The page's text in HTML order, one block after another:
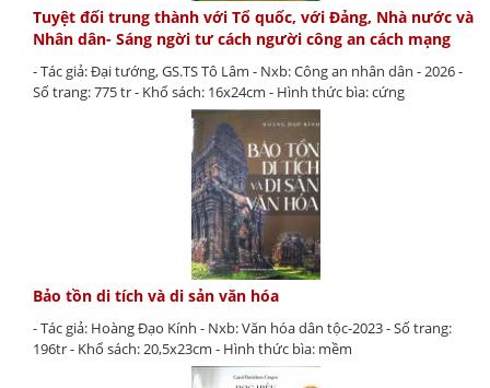
Tuyệt đối trung thành với Tổ quốc, với Đảng, Nhà nước và
Nhân dân- Sáng ngời tư cách người công an cách mạng
- Tác giả: Đại tướng, GS.TS Tô Lâm - Nxb: Công an nhân dân - 2026 -
Số trang: 775 tr - Khổ sách: 16x24cm - Hình thức bìa: cứng
Bảo tồn di tích và di sản văn hóa
- Tác giả: Hoàng Đạo Kính - Nxb: Văn hóa dân tộc-2023 - Số trang:
196tr - Khổ sách: 20,5x23cm - Hình thức bìa: mềm